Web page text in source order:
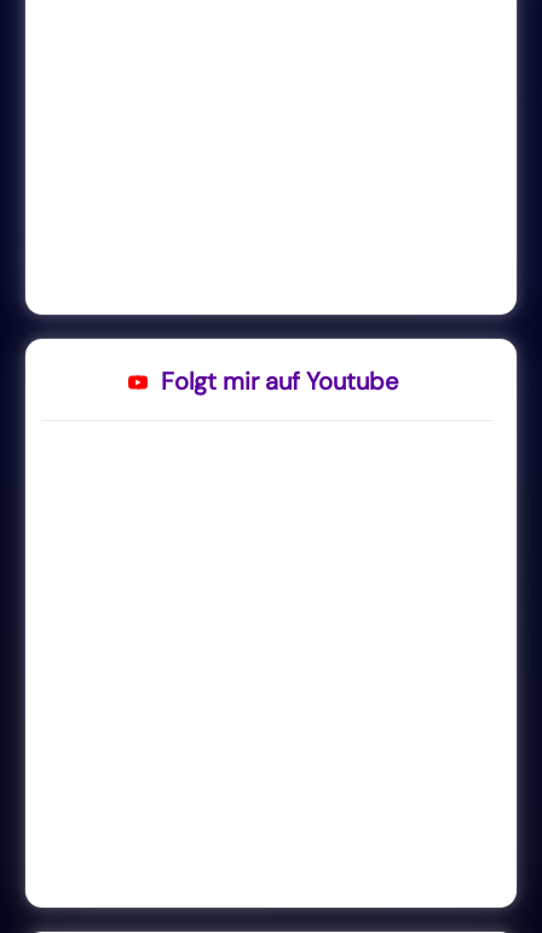
Folgt mir auf Youtube